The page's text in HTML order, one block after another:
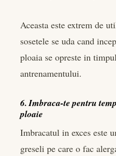
Aceasta este extrem de
sosetele se uda cand
ploaia se opreste in
antrenamentului.
6. Imbraca-te pentru
ploaie
Imbracatul in exces este
greseli pe care o fac